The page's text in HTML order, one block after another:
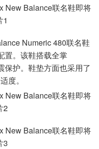
Numeric 480联名鞋
置。该鞋搭载全掌
保护。鞋垫方面也采用了
度。